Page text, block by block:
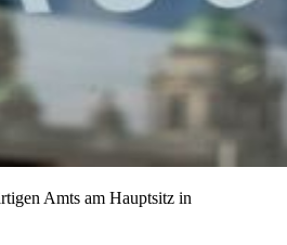
Amts am Hauptsitz in